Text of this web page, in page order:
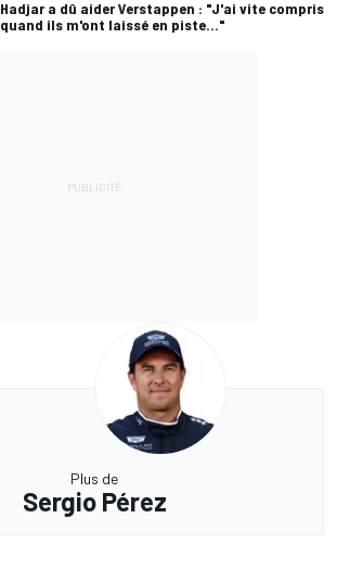
Hadjar a dû aider Verstappen : "J'ai vite compris
quand ils m'ont laissé en piste..."
Plus de
Sergio Pérez